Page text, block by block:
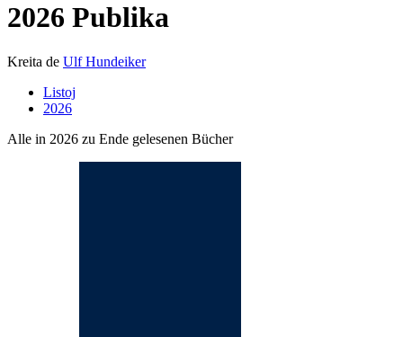
2026 Publika
Kreita de Ulf Hundeiker
Listoj
2026
Alle in 2026 zu Ende gelesenen Bücher